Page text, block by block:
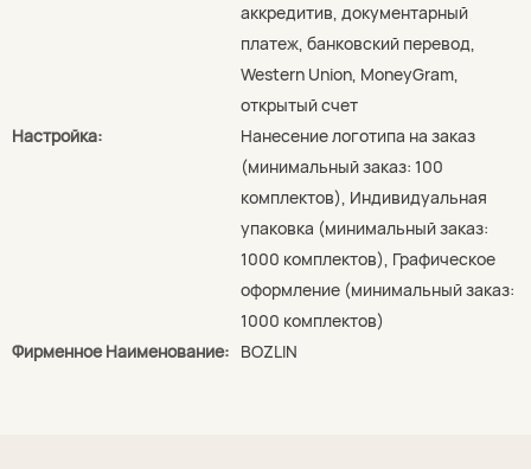
аккредитив, документарный
платеж, банковский перевод,
Western Union, MoneyGram,
открытый счет
Настройка:
Нанесение логотипа на заказ
(минимальный заказ: 100
комплектов), Индивидуальная
упаковка (минимальный заказ:
1000 комплектов), Графическое
оформление (минимальный заказ:
1000 комплектов)
Фирменное Наименование: BOZLIN